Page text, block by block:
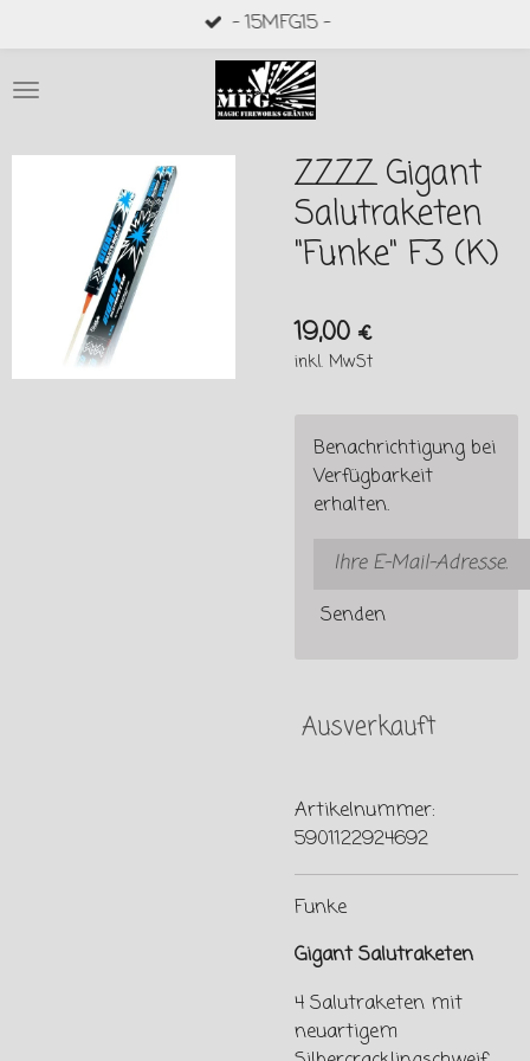
springen
- 15MFG15 -
ZZZZ Gigant
Salutraketen
"Funke" F3 (K)
19,00 €
inkl. MwSt
Benachrichtigung bei
Verfügbarkeit
erhalten.
Senden
Ausverkauft
Artikelnummer:
5901122924692
Funke
Gigant Salutraketen
4 Salutraketen mit
neuartigem